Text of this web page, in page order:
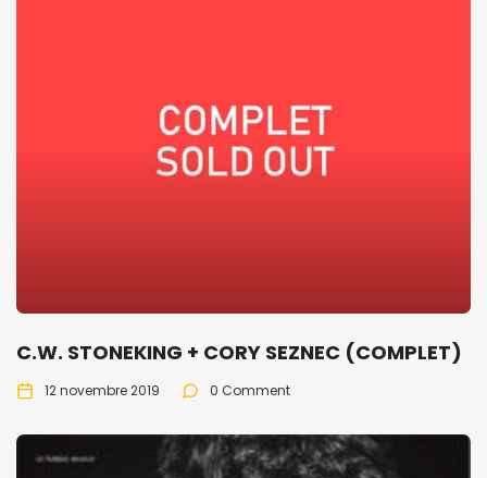
C.W. STONEKING + CORY SEZNEC (COMPLET)
12 novembre 2019 0 Comment